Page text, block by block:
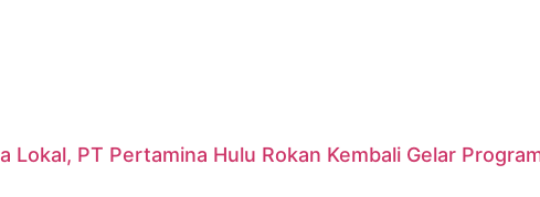
Lokal, PT Pertamina Hulu Rokan Kembali Gelar